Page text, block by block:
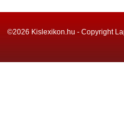
©2026 Kislexikon.hu - Copyright